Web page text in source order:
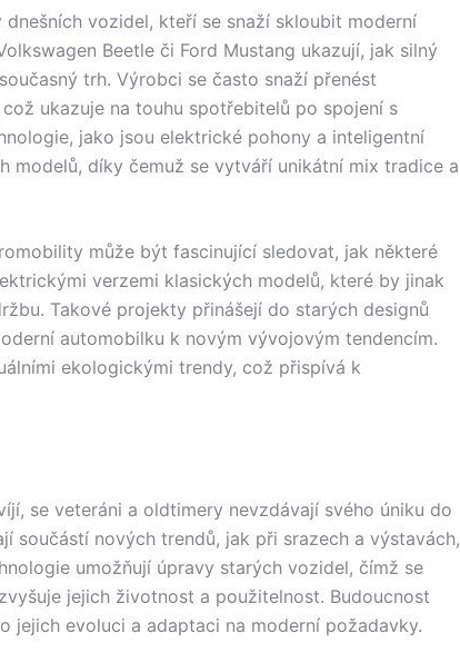
vozidel, kteří se snaží skloubit moderní
Beetle či Ford Mustang ukazují, jak silný
trh. Výrobci se často snaží přenést
ukazuje na touhu spotřebitelů po spojení s
jako jsou elektrické pohony a inteligentní
modelů, díky čemuž se vytváří unikátní mix tradice a
může být fascinující sledovat, jak některé
verzemi klasických modelů, které by jinak
Takové projekty přinášejí do starých designů
automobilku k novým vývojovým tendencím.
ekologickými trendy, což přispívá k
se veteráni a oldtimery nevzdávají svého úniku do
součástí nových trendů, jak při srazech a výstavách,
umožňují úpravy starých vozidel, čímž se
jejich životnost a použitelnost. Budoucnost
jejich evoluci a adaptaci na moderní požadavky.